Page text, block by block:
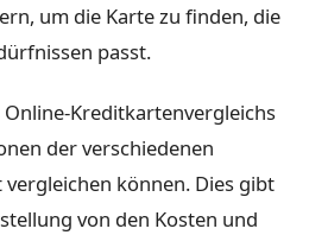
um die Karte zu finden, die
passt.
Kreditkartenvergleichs
der verschiedenen
können. Dies gibt
von den Kosten und